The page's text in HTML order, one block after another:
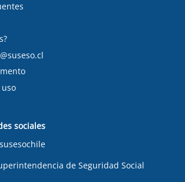
sociales
de Seguridad Social